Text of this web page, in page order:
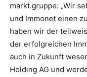
markt.gruppe: „Wir
und Immonet einen
haben wir der
der erfolgreichen
auch in Zukunft
Holding AG und